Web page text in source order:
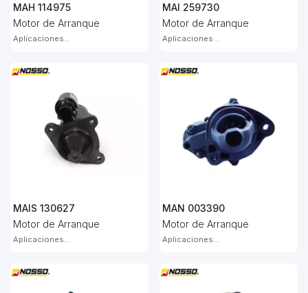
MAH 114975
Motor de Arranque
Aplicaciones...
MAI 259730
Motor de Arranque
Aplicaciones...
MAIS 130627
Motor de Arranque
Aplicaciones...
MAN 003390
Motor de Arranque
Aplicaciones...